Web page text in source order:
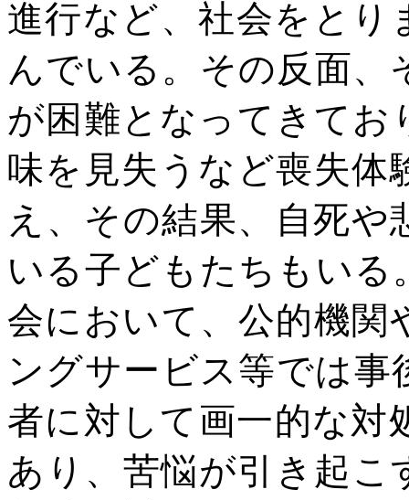
進行など、社会をとり
んでいる。その反面、
が困難となってきてお
味を見失うなど喪失体
え、その結果、自死
いる子どもたちもいる
会において、公的機関
ングサービス等では
者に対して画一的な対
あり、苦悩が引き起こ